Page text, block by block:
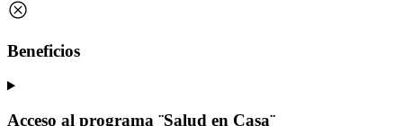
Beneficios
Acceso al programa ¨Salud en Casa¨